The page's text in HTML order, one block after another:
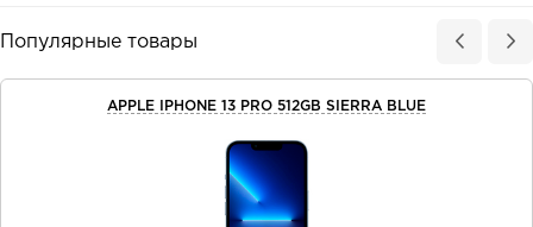
Популярные товары
APPLE IPHONE 13 PRO 512GB SIERRA BLUE